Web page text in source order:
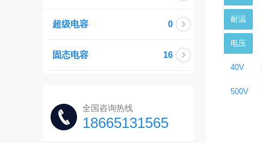
超级电容 0
固态电容 16
全国咨询热线
18665131565
耐温
电压
40V
500V